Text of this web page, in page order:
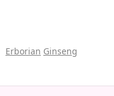
Erborian Ginseng